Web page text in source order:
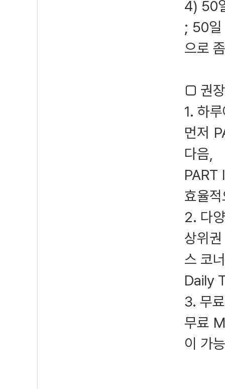
4) 50
; 50일
으로
□ 권
1. 하
먼저
다음,
PART
효율
2. 다
상위
스 코
Daily
3. 무
무료
이 가